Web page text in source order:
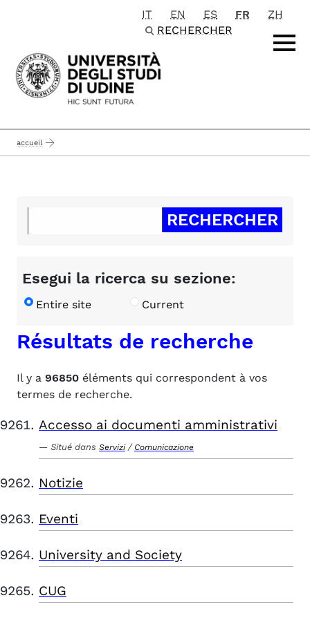
Passa al contenuto principale
IT EN ES FR
ZH
RECHERCHER
accueil
Esegui la ricerca su sezione:
Entire site Current
Résultats de recherche
Il y a 96850 éléments qui correspondent à vos
termes de recherche.
Accesso ai documenti amministrativi
Situé dans Servizi / Comunicazione
Notizie
Eventi
University and Society
CUG